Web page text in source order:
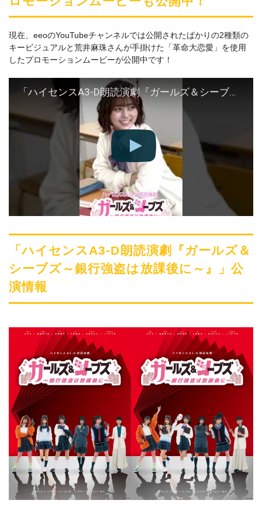
現在、eeoのYouTubeチャンネルでは公開されたばかりの2種類の
キービジュアルと荒井麻珠さんが手掛けた「革命大恋愛」を使用
したプロモーションムービーが公開中です！
「ハイセンスA3-D朗読演劇『ガールズ＆シーブズ～銀行強盗は放課後に～』」プロモーションムービー【#ガルシブ】 #eeostage
「ハイセンスA3-D朗読演劇『ガールズ＆
シーブズ～銀行強盗は放課後に～』」公
演情報